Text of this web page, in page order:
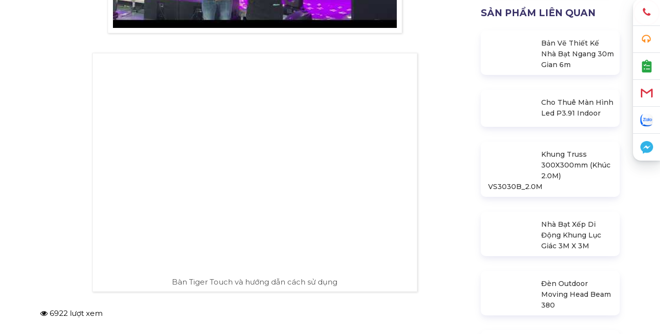
Bàn Điều Khiển Ánh
Bản Vẽ Thiết Kế
Cho Thuê Màn Hình
VS3030B_2.0M